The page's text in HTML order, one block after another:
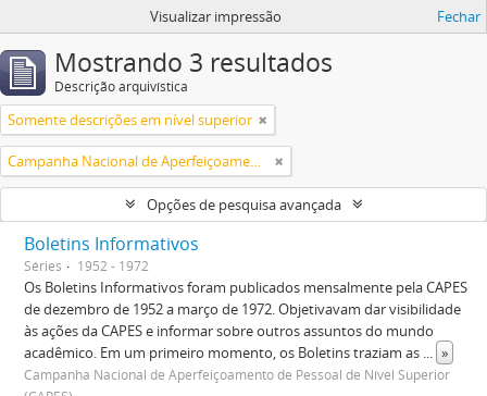
Visualizar impressão Fechar
Mostrando 3 resultados
Descrição arquivística
Somente descrições em nível superior
Campanha Nacional de Aperfeiçoamento de Pessoal de Nível Superior (CAPES)
Opções de pesquisa avançada
Boletins Informativos
Séries 1952 - 1972
Os Boletins Informativos foram publicados mensalmente pela CAPES
de dezembro de 1952 a março de 1972. Objetivavam dar visibilidade
às ações da CAPES e informar sobre outros assuntos do mundo
acadêmico. Em um primeiro momento, os Boletins traziam as ... »
Campanha Nacional de Aperfeiçoamento de Pessoal de Nível Superior